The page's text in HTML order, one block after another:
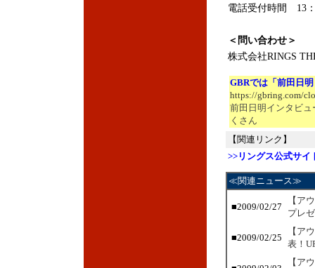
電話受付時間 13
＜問い合わせ＞
株式会社RINGS
GBRでは「前田日
https://gbring.com/
前田日明インタビ
くさん
【関連リンク】
>>リングス公式サイ
≪関連ニュース≫
■2009/02/27
【ア
プレ
■2009/02/25
【ア
表！
【ア